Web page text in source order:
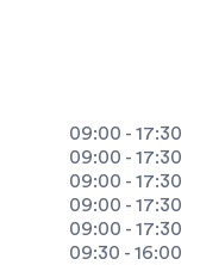
09:00 - 17:30
09:00 - 17:30
09:00 - 17:30
09:00 - 17:30
09:00 - 17:30
09:30 - 16:00